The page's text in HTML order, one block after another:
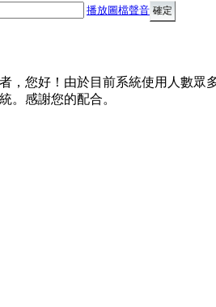
播放圖檔聲音
，您好！由於目前系統使用人數眾
。感謝您的配合。